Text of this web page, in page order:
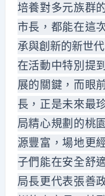
培養對多元族群
市長，都能在這
承與創新的新世
在活動中特別提
展的關鍵，而眼
長，正是未來最
局精心規劃的桃
源豐富，場地更
子們能在安全舒
局長更代表張善